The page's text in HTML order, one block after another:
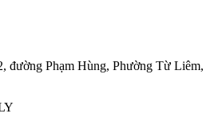
đường Phạm Hùng, Phường Từ Liêm,